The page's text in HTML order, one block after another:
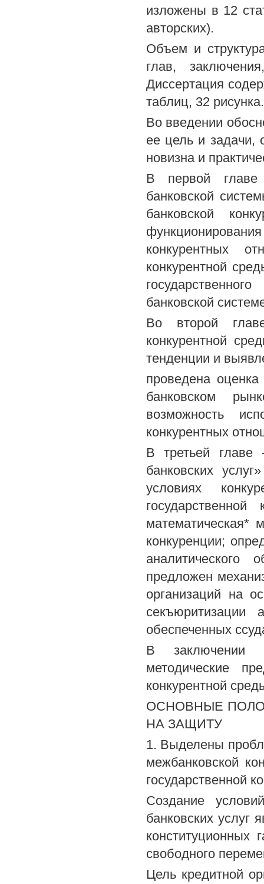
изложены в 12
авторских).
Объем и
глав,
Диссертация
таблиц, 32 рисунка.
Во введении
ее цель и задачи,
новизна и
В первой главе
банковской
банковской
конкурентных
конкурентной
банковской
Во второй
конкурентной
тенденции и
проведена
банковском
возможность
конкурентных
В третьей главе
банковских
условиях
математическая*
конкуренции;
аналитического
предложен
организаций на
секъюритизации
обеспеченных
В заключении
методические
конкурентной
ОСНОВНЫЕ
НА ЗАЩИТУ
1. Выделены
межбанковской
государственной
Создание
банковских услуг
конституционных
свободного
Цель кредитной